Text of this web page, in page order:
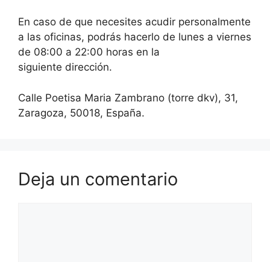
En caso de que necesites acudir personalmente
a las oficinas, podrás hacerlo de lunes a viernes
de 08:00 a 22:00 horas en la
siguiente dirección.
Calle Poetisa Maria Zambrano (torre dkv), 31,
Zaragoza, 50018, España.
Deja un comentario